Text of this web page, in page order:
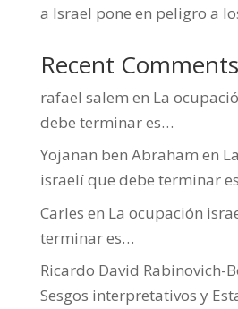
a Israel pone en peligro a
Recent Comments
rafael salem en La
debe terminar es…
Yojanan ben Abraham en
israelí que debe terminar
Carles en La ocupación
terminar es…
Ricardo David Rabinovich-
Sesgos interpretativos y